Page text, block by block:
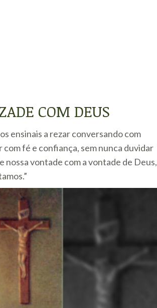
COM DEUS
ensinais a rezar conversando com
com fé e confiança, sem nunca duvidar
vontade com a vontade de Deus,